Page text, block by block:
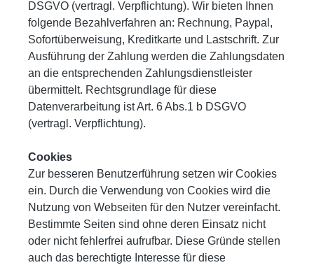
DSGVO (vertragl. Verpflichtung). Wir bieten Ihnen
folgende Bezahlverfahren an: Rechnung, Paypal,
Sofortüberweisung, Kreditkarte und Lastschrift. Zur
Ausführung der Zahlung werden die Zahlungsdaten
an die entsprechenden Zahlungsdienstleister
übermittelt. Rechtsgrundlage für diese
Datenverarbeitung ist Art. 6 Abs.1 b DSGVO
(vertragl. Verpflichtung).
Cookies
Zur besseren Benutzerführung setzen wir Cookies
ein. Durch die Verwendung von Cookies wird die
Nutzung von Webseiten für den Nutzer vereinfacht.
Bestimmte Seiten sind ohne deren Einsatz nicht
oder nicht fehlerfrei aufrufbar. Diese Gründe stellen
auch das berechtigte Interesse für diese